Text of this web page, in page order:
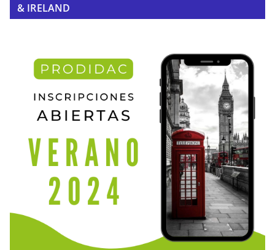
& IRELAND